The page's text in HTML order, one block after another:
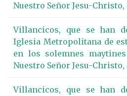
Nuestro Señor Jesu-Christo,
Villancicos, que se han
Iglesia Metropolitana de
en los solemnes
Nuestro Señor Jesu-Christo,
Villancicos, que se han